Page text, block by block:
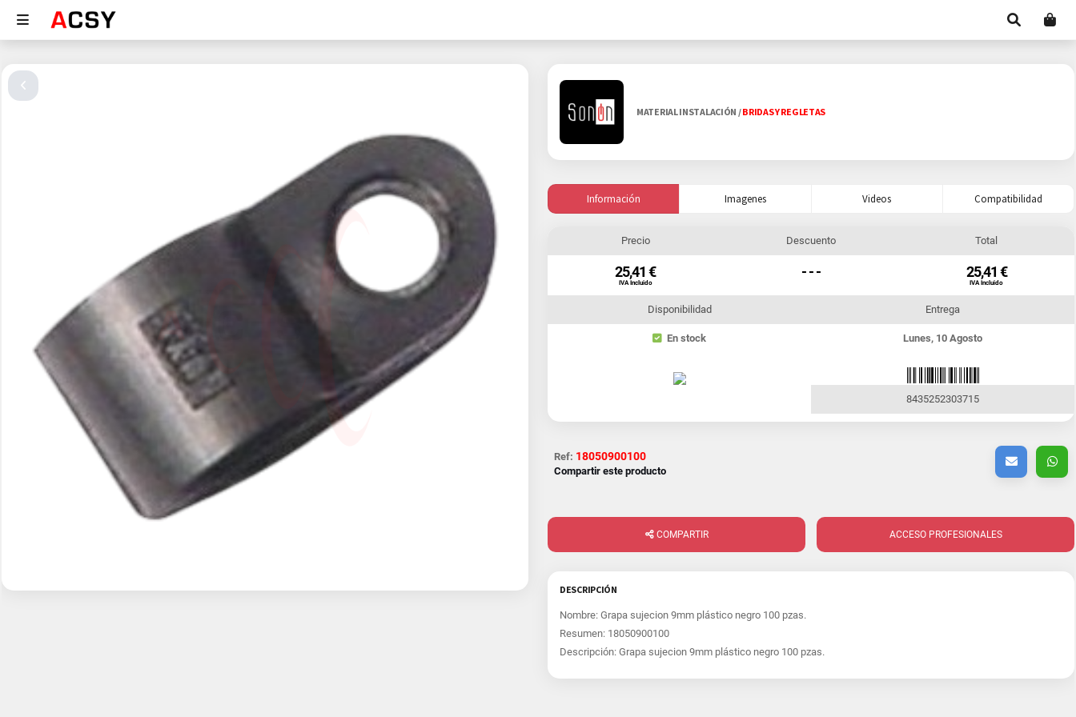
MATERIAL INSTALACIÓN /BRIDAS Y REGLETAS
Información Imagenes Videos Compatibilidad
Precio
25,41 €
IVA Incluido
Descuento
- - -
Total
25,41 €
IVA Incluido
Disponibilidad
En stock
Entrega
Lunes, 10 Agosto
8435252303715
Ref: 18050900100
Compartir este producto
COMPARTIR ACCESO PROFESIONALES
DESCRIPCIÓN
Nombre: Grapa sujecion 9mm plástico negro 100 pzas.
Resumen: 18050900100
Descripción: Grapa sujecion 9mm plástico negro 100 pzas.